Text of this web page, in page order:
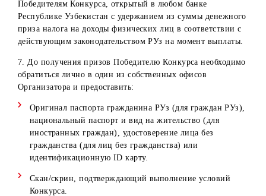
Коммерческие представители Организатора и их
работники (дилеры, поверенные дилеров, операторы
др.) и их близкие родственники.
В случае, если победитель претендует на приз Конкурса,
но входит в категорию вышеуказанных лиц, приз
в собственности Организатора. Повторное определение
победителя не проводится.
3. Организатор обязуется в течение 30 (тридцати)
дней со дня документального оформления денежного
приза выплатить Победителям Конкурса денежные
средства в размере денежного приза.